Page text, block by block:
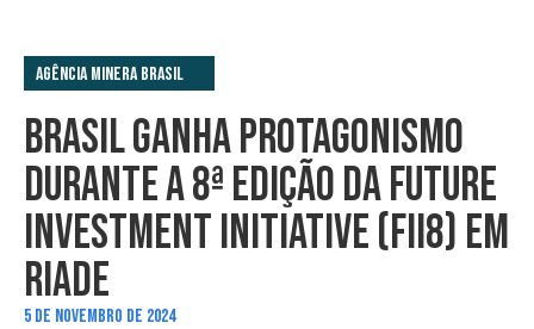
Agência Minera Brasil
BRASIL GANHA PROTAGONISMO
DURANTE A 8ª EDIÇÃO DA FUTURE
INVESTMENT INITIATIVE (FII8) EM
RIADE
5 DE NOVEMBRO DE 2024